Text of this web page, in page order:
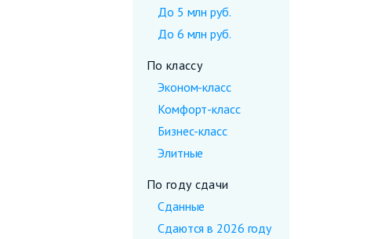
До 5 млн руб.
До 6 млн руб.
По классу
Эконом-класс
Комфорт-класс
Бизнес-класс
Элитные
По году сдачи
Сданные
Сдаются в 2026 году